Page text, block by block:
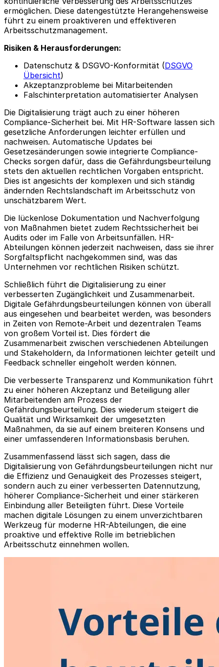
ermöglichen. Diese datengestützte Herangehensweise
führt zu einem proaktiveren und effektiveren
Arbeitsschutzmanagement.
Risiken & Herausforderungen:
Datenschutz & DSGVO-Konformität (DSGVO
Übersicht)
Akzeptanzprobleme bei Mitarbeitenden
Falschinterpretation automatisierter Analysen
Die Digitalisierung trägt auch zu einer höheren
Compliance-Sicherheit bei. Mit HR-Software lassen sich
gesetzliche Anforderungen leichter erfüllen und
nachweisen. Automatische Updates bei
Gesetzesänderungen sowie integrierte Compliance-
Checks sorgen dafür, dass die Gefährdungsbeurteilung
stets den aktuellen rechtlichen Vorgaben entspricht.
Dies ist angesichts der komplexen und sich ständig
ändernden Rechtslandschaft im Arbeitsschutz von
unschätzbarem Wert.
Die lückenlose Dokumentation und Nachverfolgung
von Maßnahmen bietet zudem Rechtssicherheit bei
Audits oder im Falle von Arbeitsunfällen. HR-
Abteilungen können jederzeit nachweisen, dass sie ihrer
Sorgfaltspflicht nachgekommen sind, was das
Unternehmen vor rechtlichen Risiken schützt.
Schließlich führt die Digitalisierung zu einer
verbesserten Zugänglichkeit und Zusammenarbeit.
Digitale Gefährdungsbeurteilungen können von überall
aus eingesehen und bearbeitet werden, was besonders
in Zeiten von Remote-Arbeit und dezentralen Teams
von großem Vorteil ist. Dies fördert die
Zusammenarbeit zwischen verschiedenen Abteilungen
und Stakeholdern, da Informationen leichter geteilt und
Feedback schneller eingeholt werden können.
Die verbesserte Transparenz und Kommunikation führt
zu einer höheren Akzeptanz und Beteiligung aller
Mitarbeitenden am Prozess der
Gefährdungsbeurteilung. Dies wiederum steigert die
Qualität und Wirksamkeit der umgesetzten
Maßnahmen, da sie auf einem breiteren Konsens und
einer umfassenderen Informationsbasis beruhen.
Zusammenfassend lässt sich sagen, dass die
Digitalisierung von Gefährdungsbeurteilungen nicht nur
die Effizienz und Genauigkeit des Prozesses steigert,
sondern auch zu einer verbesserten Datennutzung,
höherer Compliance-Sicherheit und einer stärkeren
Einbindung aller Beteiligten führt. Diese Vorteile
machen digitale Lösungen zu einem unverzichtbaren
Werkzeug für moderne HR-Abteilungen, die eine
proaktive und effektive Rolle im betrieblichen
Arbeitsschutz einnehmen wollen.